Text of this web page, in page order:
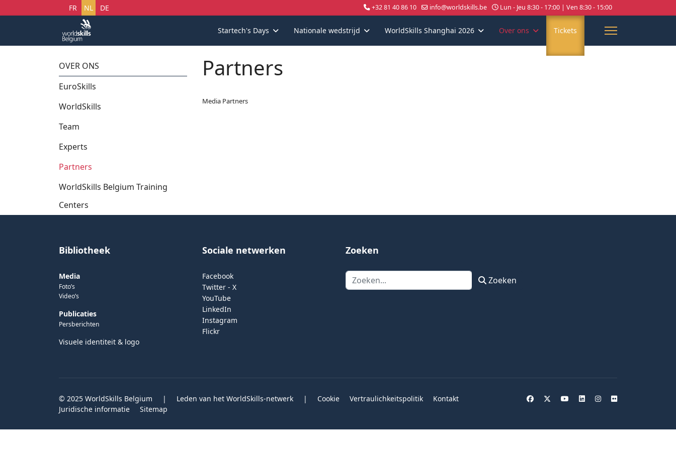
Selecteer uw taal
FR NL DE +32 81 40 86 10 info@worldskills.be Lun - Jeu 8:30 - 17:00 | Ven 8:30 - 15:00
Startech's Days Nationale wedstrijd WorldSkills Shanghai 2026 Over ons Tickets
OVER ONS
EuroSkills
WorldSkills
Team
Experts
Partners
WorldSkills Belgium Training
Centers
Partners
Media Partners
Bibliotheek
Media
Foto’s
Video’s
Publicaties
Persberichten
Visuele identiteit & logo
Sociale netwerken
Facebook
Twitter - X
YouTube
LinkedIn
Instagram
Flickr
Zoeken
Zoeken Zoeken
© 2025 WorldSkills Belgium | Leden van het WorldSkills-netwerk | Cookie Vertraulichkeitspolitik
Kontakt
Juridische informatie
Sitemap